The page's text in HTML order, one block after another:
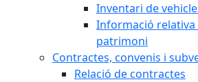
Inventari de
Informació relativa
patrimoni
Contractes, convenis i
Relació de contractes